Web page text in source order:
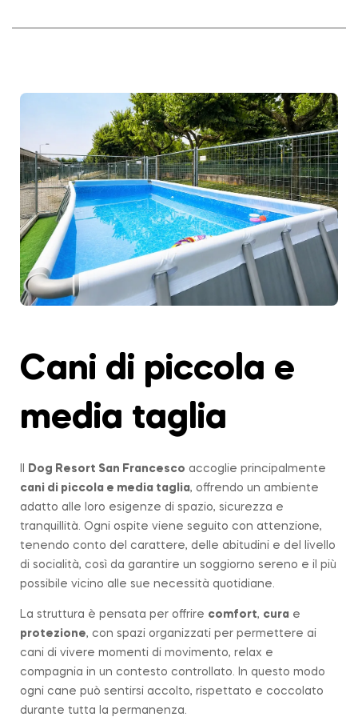
Cani di piccola e
media taglia
Dog Resort San Francesco accoglie principalmente
cani di piccola e media taglia, offrendo un ambiente
adatto alle loro esigenze di spazio, sicurezza e
tranquillità. Ogni ospite viene seguito con attenzione,
tenendo conto del carattere, delle abitudini e del livello
di socialità, così da garantire un soggiorno sereno e il più
possibile vicino alle sue necessità quotidiane.
La struttura è pensata per offrire comfort, cura e
protezione, con spazi organizzati per permettere ai
cani di vivere momenti di movimento, relax e
compagnia in un contesto controllato. In questo modo
ogni cane può sentirsi accolto, rispettato e coccolato
durante tutta la permanenza.